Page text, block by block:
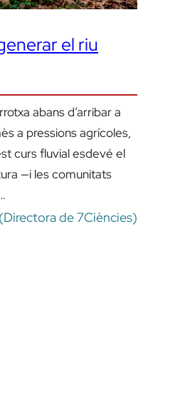
el riu
abans d’arribar a
a pressions agrícoles,
curs fluvial esdevé el
—i les comunitats
de 7Ciències)